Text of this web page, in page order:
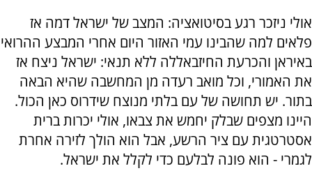
אולי ניזכר רגע בסיטואציה: המצב של ישראל דמה אז
פלאים למה שהבינו עמי האזור היום אחרי המבצע ההרואי
באיראן והכרעת החיזבאללה ללא תנאי: ישראל ניצח אז
את האמורי, וכל מואב רעדה מן המחשבה שהיא הבאה
בתור. יש תחושה של עם בלתי מנוצח שידרוס כאן הכול.
היינו מצפים שבלק יחמש את צבאו, אולי יכרות ברית
אסטרטגית עם ציר הרשע, אבל הוא הולך לזירה אחרת
לגמרי - הוא פונה לבלעם כדי לקלל את ישראל.